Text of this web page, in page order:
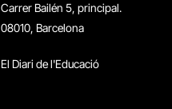
Carrer Bailén 5, principal.
08010, Barcelona
El Diari de l'Educació